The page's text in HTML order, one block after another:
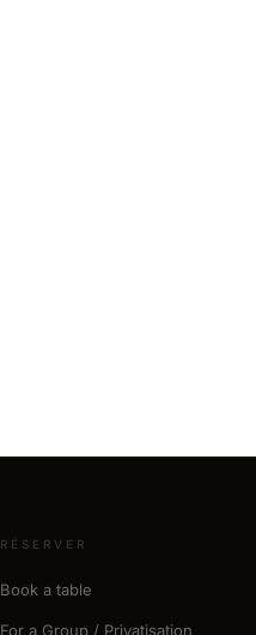
RÉSERVER
Book a table
For a Group / Privatisation